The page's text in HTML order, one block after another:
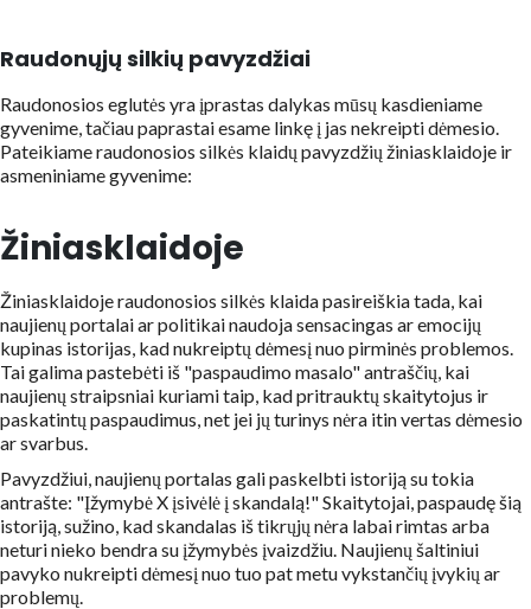
Raudonųjų silkių pavyzdžiai
Raudonosios eglutės yra įprastas dalykas mūsų kasdieniame
gyvenime, tačiau paprastai esame linkę į jas nekreipti dėmesio.
Pateikiame raudonosios silkės klaidų pavyzdžių žiniasklaidoje ir
asmeniniame gyvenime:
Žiniasklaidoje
Žiniasklaidoje raudonosios silkės klaida pasireiškia tada, kai
naujienų portalai ar politikai naudoja sensacingas ar emocijų
kupinas istorijas, kad nukreiptų dėmesį nuo pirminės problemos.
Tai galima pastebėti iš "paspaudimo masalo" antraščių, kai
naujienų straipsniai kuriami taip, kad pritrauktų skaitytojus ir
paskatintų paspaudimus, net jei jų turinys nėra itin vertas dėmesio
ar svarbus.
Pavyzdžiui, naujienų portalas gali paskelbti istoriją su tokia
antrašte: "Įžymybė X įsivėlė į skandalą!" Skaitytojai, paspaudę šią
istoriją, sužino, kad skandalas iš tikrųjų nėra labai rimtas arba
neturi nieko bendra su įžymybės įvaizdžiu. Naujienų šaltiniui
pavyko nukreipti dėmesį nuo tuo pat metu vykstančių įvykių ar
problemų.